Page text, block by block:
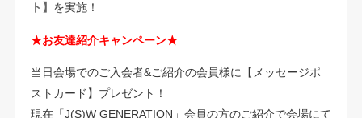
ト】 を実施！
★お友達紹介キャンペーン★
当日会場でのご入会者&ご紹介の会員様に【メッセージポ
ストカード】プレゼント！
現在「J(S)W GENERATION」会員の方のご紹介で会場にて